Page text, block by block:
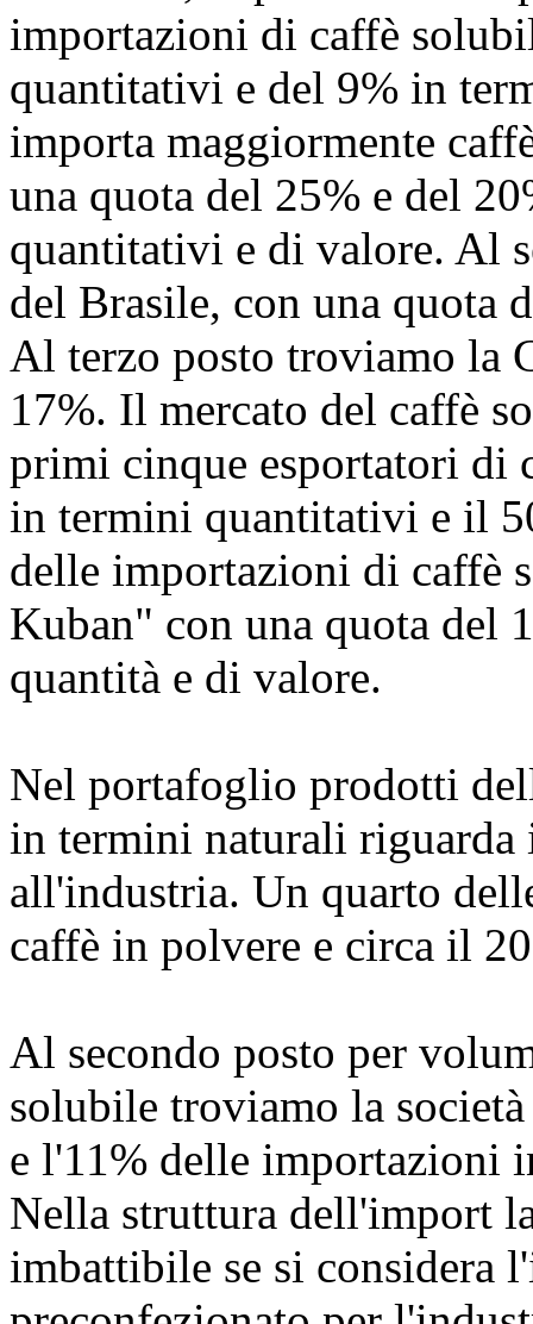
importazioni di caffè
quantitativi e del 9% in
importa maggiormente
una quota del 25% e del
quantitativi e di valore. Al
del Brasile, con una quota
Al terzo posto troviamo la
17%. Il mercato del caffè
primi cinque esportatori di
in termini quantitativi e il
delle importazioni di caffè
Kuban" con una quota del
quantità e di valore.
Nel portafoglio prodotti
in termini naturali riguarda
all'industria. Un quarto
caffè in polvere e circa il
Al secondo posto per
solubile troviamo la
e l'11% delle importazioni
Nella struttura dell'import
imbattibile se si considera